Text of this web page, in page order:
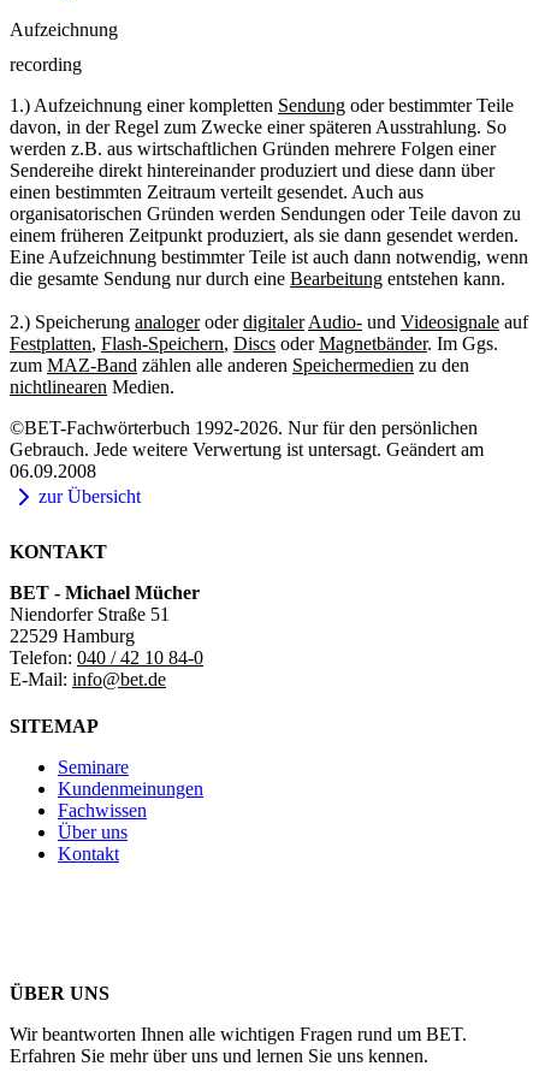
Aufzeichnung
recording
1.) Aufzeichnung einer kompletten Sendung oder bestimmter Teile
davon, in der Regel zum Zwecke einer späteren Ausstrahlung. So
werden z.B. aus wirtschaftlichen Gründen mehrere Folgen einer
Sendereihe direkt hintereinander produziert und diese dann über
einen bestimmten Zeitraum verteilt gesendet. Auch aus
organisatorischen Gründen werden Sendungen oder Teile davon zu
einem früheren Zeitpunkt produziert, als sie dann gesendet werden.
Eine Aufzeichnung bestimmter Teile ist auch dann notwendig, wenn
die gesamte Sendung nur durch eine Bearbeitung entstehen kann.
2.) Speicherung analogeroderdigitaler Audio- und Videosignale auf
Festplatten, Flash-Speichern, Discs oderMagnetbänder. Im Ggs.
zum MAZ-Band zählen alle anderen Speichermedien zu den
nichtlinearen Medien.
©BET-Fachwörterbuch 1992-2026. Nur für den persönlichen
Gebrauch. Jede weitere Verwertung ist untersagt. Geändert am
06.09.2008
zur Übersicht
KONTAKT
BET - Michael Mücher
Niendorfer Straße 51
22529 Hamburg
Telefon: 040 / 42 10 84-0
E-Mail: info@bet.de
SITEMAP
Seminare
Kundenmeinungen
Fachwissen
Über uns
Kontakt
ÜBER UNS
Wir beantworten Ihnen alle wichtigen Fragen rund um BET.
Erfahren Sie mehr über uns und lernen Sie uns kennen.